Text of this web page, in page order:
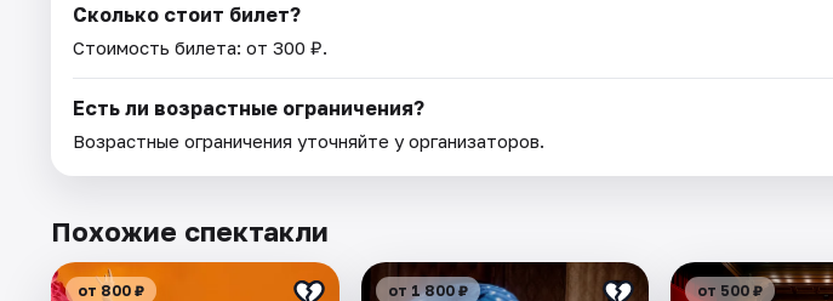
Сколько стоит билет?
Стоимость билета: от 300 ₽.
Есть ли возрастные ограничения?
Возрастные ограничения уточняйте у организаторов.
Похожие спектакли
от 800 ₽ от 1 800 ₽ от 500 ₽